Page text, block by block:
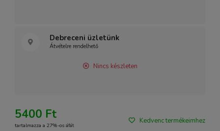
Debreceni üzletünk
Átvételre rendelhető
Nincs készleten
5400 Ft
tartalmazza a 27%-os áfát
Kedvenc termékeimhez